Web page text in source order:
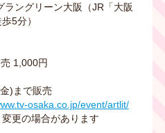
ングリーン大阪（JR「大阪
5分）
1,000円
)まで販売
osaka.co.jp/event/artlit/
更の場合があります